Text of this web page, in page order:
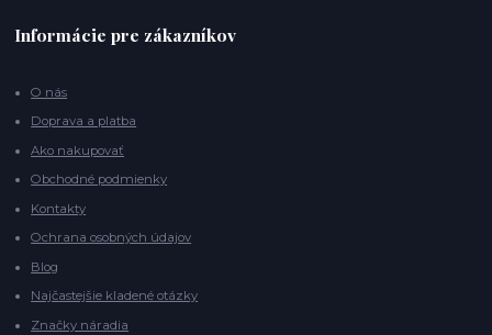
Informácie pre zákazníkov
O nás
Doprava a platba
Ako nakupovať
Obchodné podmienky
Kontakty
Ochrana osobných údajov
Blog
Najčastejšie kladené otázky
Značky náradia